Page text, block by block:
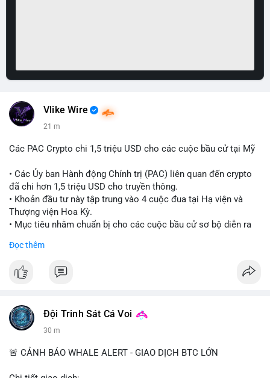
Vlike Wire
21 m
Các PAC Crypto chi 1,5 triệu USD cho các cuộc bầu cử tại Mỹ
• Các Ủy ban Hành động Chính trị (PAC) liên quan đến crypto
đã chi hơn 1,5 triệu USD cho truyền thông.
• Khoản đầu tư này tập trung vào 4 cuộc đua tại Hạ viện và
Thượng viện Hoa Kỳ.
• Mục tiêu nhằm chuẩn bị cho các cuộc bầu cử sơ bộ diễn ra
#vlikevn #titanbot
Đọc thêm
Đội Trinh Sát Cá Voi
30 m
🚨 CẢNH BÁO WHALE ALERT - GIAO DỊCH BTC LỚN